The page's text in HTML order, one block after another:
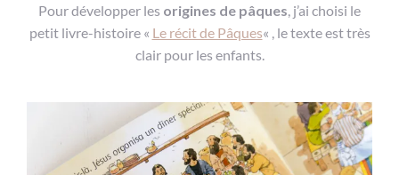
Pour développer les origines de pâques, j’ai choisi le
petit livre-histoire « Le récit de Pâques« , le texte est très
clair pour les enfants.